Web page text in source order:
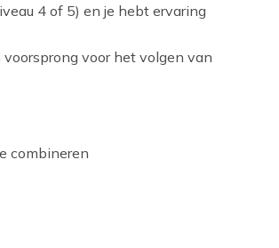
4 of 5) en je hebt ervaring
voor het volgen van
combineren